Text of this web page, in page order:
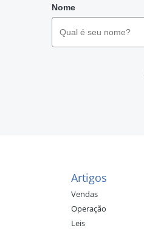
Nome
Artigos
Vendas
Operação
Leis